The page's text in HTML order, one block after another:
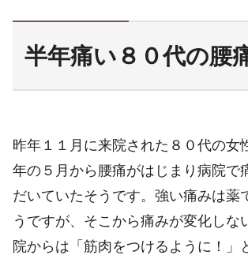
半年痛い８０代の腰
昨年１１月に来院された８０代の女
年の５月から腰痛がはじまり病院で
だいていたそうです。強い痛みは薬
うですが、そこから痛みが変化しな
院からは「筋肉をつけるように！」